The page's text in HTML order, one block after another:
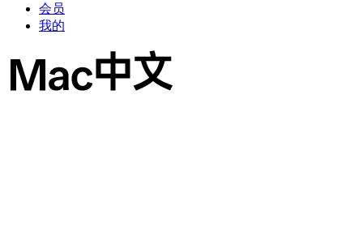
会员
我的